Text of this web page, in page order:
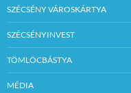
SZÉCSÉNY VÁROSKÁRTYA
SZÉCSÉNYINVEST
TÖMLÖCBÁSTYA
MÉDIA